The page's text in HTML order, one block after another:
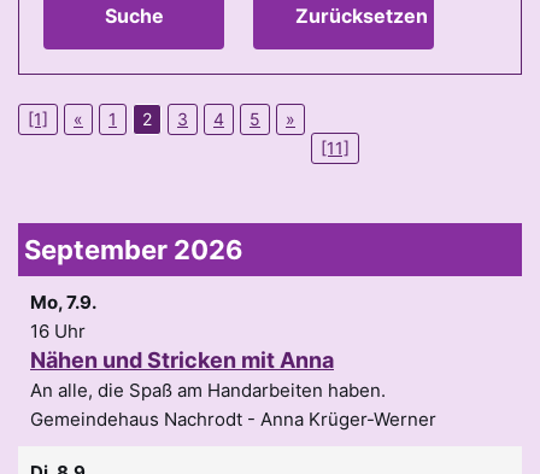
Suche Zurücksetzen
[1] « 1 2 3 4 5
»
[11]
September 2026
Mo, 7.9.
16 Uhr
Nähen und Stricken mit Anna
An alle, die Spaß am Handarbeiten haben.
Gemeindehaus Nachrodt
Anna Krüger-Werner